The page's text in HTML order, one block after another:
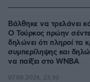
Βάλθηκε να τρελάνει
Ο Τούρκος πρώην
δηλώνει ότι πληροί τα
συμπερίληψης και
να παίξει στο WNBA
07.08.2026, 23:30